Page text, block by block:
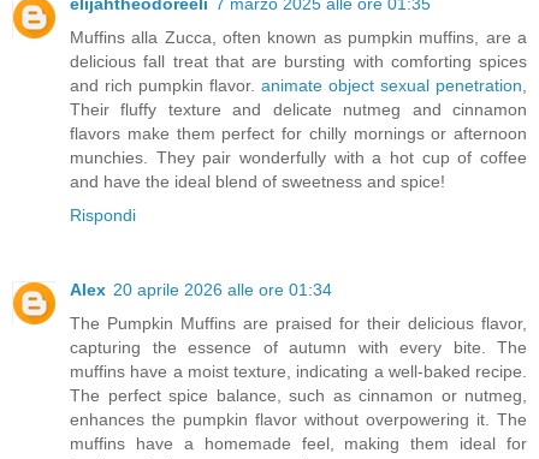
Muffins alla Zucca, often known as pumpkin muffins, are a
delicious fall treat that are bursting with comforting spices
and rich pumpkin flavor. animate object sexual penetration
Their fluffy texture and delicate nutmeg and cinnamon
flavors make them perfect for chilly mornings or afternoon
munchies. They pair wonderfully with a hot cup of coffee
and have the ideal blend of sweetness and spice!
Rispondi
Alex 20 aprile 2026 alle ore 01:34
The Pumpkin Muffins are praised for their delicious flavor,
capturing the essence of autumn with every bite. The
muffins have a moist texture, indicating a well-baked recipe.
The perfect spice balance, such as cinnamon or nutmeg,
enhances the pumpkin flavor without overpowering it. The
muffins have a homemade feel, making them ideal for